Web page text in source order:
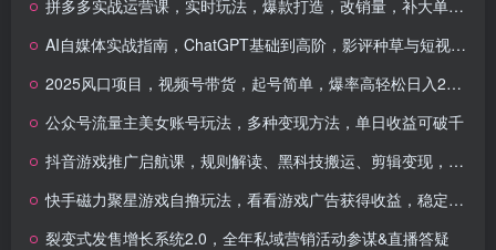
拼多多实战运营课，实时玩法，爆款打造，改销量，补大单，AB单，直播等（更新2025月）
AI自媒体实战指南，ChatGPT基础到高阶，影评种草与短视频编剧全解析
2025风口项目，视频号带货，起号简单，爆率高轻松日入2000+
公众号流量主美女账号玩法，多种变现方法，单日收益可破千
抖音游戏推广启航课，规则解读、黑科技搬运、剪辑变现，新手轻松日赚300+
快手磁力聚星游戏自撸玩法，看看游戏广告获得收益，稳定项目，收益看自己时间
裂变式发售增长系统2.0，全年私域营销活动参谋&直播答疑